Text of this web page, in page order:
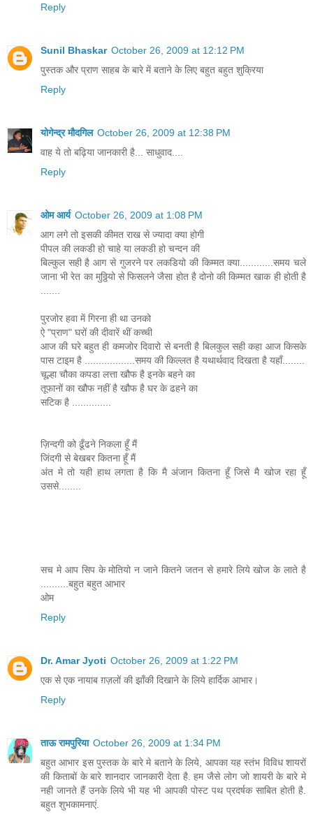
Reply
Sunil Bhaskar October 26, 2009 at 12:12 PM
पुस्तक और प्राण साहब के बारे में बताने के लिए बहुत बहुत शुक्रिया
Reply
योगेन्द्र मौदगिल October 26, 2009 at 12:38 PM
वाह ये तो बढ़िया जानकारी है... साधुवाद....
Reply
ओम आर्य October 26, 2009 at 1:08 PM
आग लगे तो इसकी कीमत राख से ज्यादा क्या होगी
पीपल की लकडी हो चाहे या लकडी हो चन्दन की
बिल्कुल सही है आग से गुजरने पर लकडियो की किम्मत क्या............समय चले
जाना भी रेत का मुठ्ठियो से फिसलने जैसा होत है दोनो की किम्मत खाक ही होती है
पुरजोर हवा में गिरना ही था उनको
ऐ "प्राण" घरों की दीवारें थीं कच्ची
आज की घरे बहुत ही कमजोर दिवारो से बनती है बिलकुल सही कहा आज किसके
पास टाइम है ..................समय की किल्लत है यथार्थवाद दिखता है यहाँ........
चूल्हा चौका कपडा लत्ता खौफ है इनके बहने का
तूफानों का खौफ नहीं है खौफ है घर के ढहने का
सटिक है ..............
ज़िन्दगी को ढूँढने निकला हूँ मैं
जिंदगी से बेखबर कितना हूँ मैं
अंत मे तो यही हाथ लगता है कि मै अंजान कितना हूँ जिसे मै खोज रहा हूँ
उससे........
सच मे आप सिप के मोतियो न जाने कितने जतन से हमारे लिये खोज के लाते है
..........बहुत बहुत आभार
ओम
Reply
Dr. Amar Jyoti October 26, 2009 at 1:22 PM
एक से एक नायाब ग़ज़लों की झाँकी दिखाने के लिये हार्दिक आभार।
Reply
ताऊ रामपुरिया October 26, 2009 at 1:34 PM
बहुत आभार इस पुस्तक के बारे मे बताने के लिये, आपका यह स्तंभ विविध शायरों
की किताबों के बारे शानदार जानकारी देता है. हम जैसे लोग जो शायरी के बारे मे
नही जानते हैं उनके लिये भी यह भी आपकी पोस्ट पथ प्रदर्षक साबित होती है.
बहुत शुभकामनाएं.